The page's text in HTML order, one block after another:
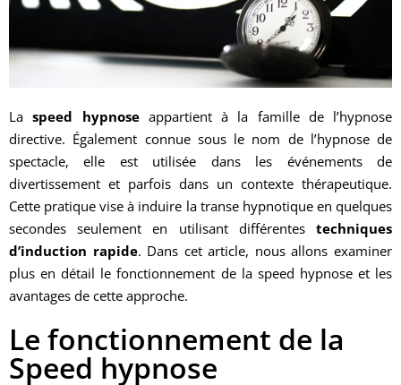
Laspeed hypnoseappartient à la famille de l’hypnose
directive. Également connue sous le nom de l’hypnose de
spectacle, elle est utilisée dans les événements de
divertissement et parfois dans un contexte thérapeutique.
Cette pratique vise à induire la transe hypnotique en quelques
secondes seulement en utilisant différentes techniques
d’induction rapide. Dans cet article, nous allons examiner
plus en détail le fonctionnement de la speed hypnose et les
avantages de cette approche.
Le fonctionnement de la
Speed hypnose